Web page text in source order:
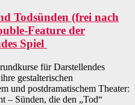
Todsünden (frei nach
Feature der
Spiel
für Darstellendes
gestalterischen
und postdramatischem Theater:
– Sünden, die den „Tod“